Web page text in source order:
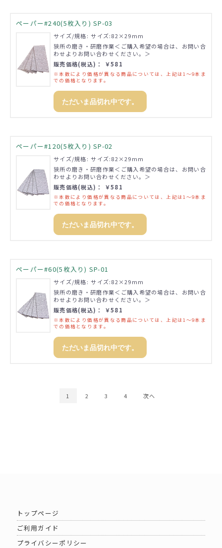
ペーパー#240(5枚入り) SP-03
サイズ/規格: サイズ:82×29mm
狭所の磨き・研磨作業＜ご購入希望の場合は、お問い合
わせよりお問い合わせください。＞
販売価格(税込)： ￥581
※本数により価格が異なる商品については、上記は1～9本ま
での価格となります。
ただいま品切れ中です。
ペーパー#120(5枚入り) SP-02
サイズ/規格: サイズ:82×29mm
狭所の磨き・研磨作業＜ご購入希望の場合は、お問い合
わせよりお問い合わせください。＞
販売価格(税込)： ￥581
※本数により価格が異なる商品については、上記は1～9本ま
での価格となります。
ただいま品切れ中です。
ペーパー#60(5枚入り) SP-01
サイズ/規格: サイズ:82×29mm
狭所の磨き・研磨作業＜ご購入希望の場合は、お問い合
わせよりお問い合わせください。＞
販売価格(税込)： ￥581
※本数により価格が異なる商品については、上記は1～9本ま
での価格となります。
ただいま品切れ中です。
1 2 3 4 次へ
トップページ
ご利用ガイド
プライバシーポリシー